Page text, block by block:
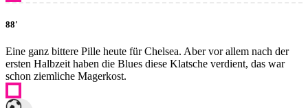
88'
Eine ganz bittere Pille heute für Chelsea. Aber vor allem nach der
ersten Halbzeit haben die Blues diese Klatsche verdient, das war
schon ziemliche Magerkost.